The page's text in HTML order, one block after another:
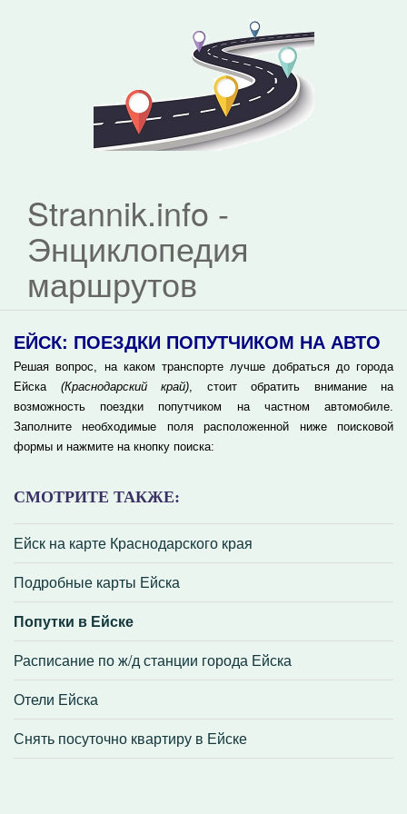
Strannik.info -
Энциклопедия
маршрутов
СМОТРИТЕ ТАКЖЕ:
Ейск на карте Краснодарского края
Подробные карты Ейска
Попутки в Ейске
Расписание по ж/д станции города Ейска
Отели Ейска
Снять посуточно квартиру в Ейске
ЕЙСК: ПОЕЗДКИ ПОПУТЧИКОМ НА АВТО
Решая вопрос, на каком транспорте лучше добраться до города
Ейска(Краснодарский край), стоит обратить внимание на
возможность поездки попутчиком на частном автомобиле.
Заполните необходимые поля расположенной ниже поисковой
формы и нажмите на кнопку поиска: